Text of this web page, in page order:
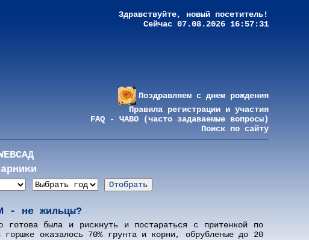
Здравствуйте, новый посетитель!
Сейчас 07.08.2026 16:57:31
Поздравляем с днем рождения
Правила регистрации и участия
FAQ - ЧАВО (часто задаваемые вопросы)
Поиск по сайту
- не жильцы?
была и рискнуть и постараться с притенкой по
оказалось 70% грунта и корни, обрубленые до 20